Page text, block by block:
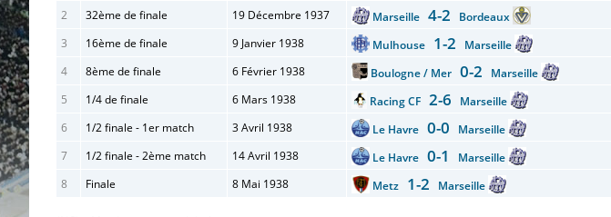
2
32ème de finale 19 Décembre 1937 Marseille 4-2 Bordeaux
3
16ème de finale 9 Janvier 1938 Mulhouse 1-2 Marseille
4
8ème de finale 6 Février 1938 Boulogne / Mer0-2 Marseille
5
1/4 de finale 6 Mars 1938 Racing CF 2-6 Marseille
6
1/2 finale - 1er match 3 Avril 1938 Le Havre 0-0 Marseille
7
1/2 finale - 2ème match 14 Avril 1938 Le Havre 0-1
Marseille
8
Finale 8 Mai 1938 Metz 1-2 Marseille